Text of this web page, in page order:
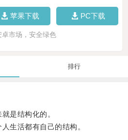
苹果下载 PC下载
卓市场，安全绿色
排行
是结构化的。
活都有自己的结构。